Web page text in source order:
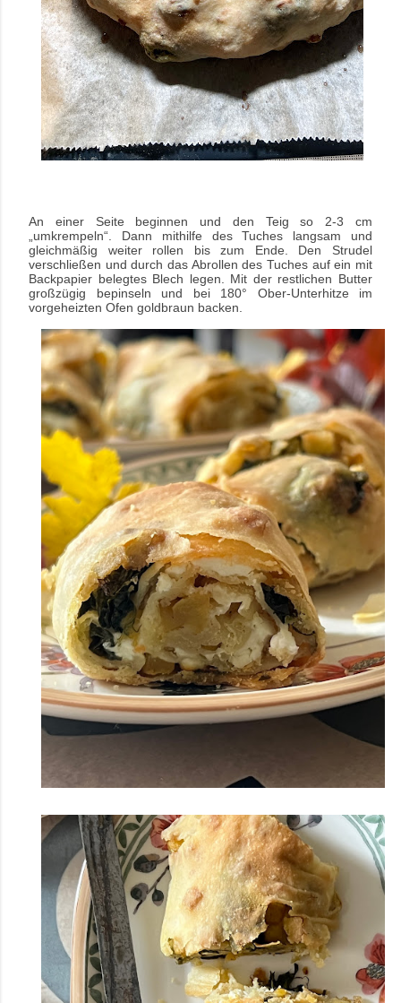
An einer Seite beginnen und den Teig so 2-3 cm
„umkrempeln“. Dann mithilfe des Tuches langsam und
gleichmäßig weiter rollen bis zum Ende. Den Strudel
verschließen und durch das Abrollen des Tuches auf ein mit
Backpapier belegtes Blech legen. Mit der restlichen Butter
großzügig bepinseln und bei 180° Ober-Unterhitze im
vorgeheizten Ofen goldbraun backen.